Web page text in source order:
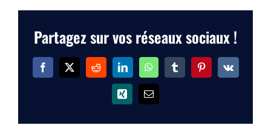
Partagez sur vos réseaux sociaux !
Facebook
X RedditLinkedInWhatsAppTumblrPinterest
Vk
Xing Email